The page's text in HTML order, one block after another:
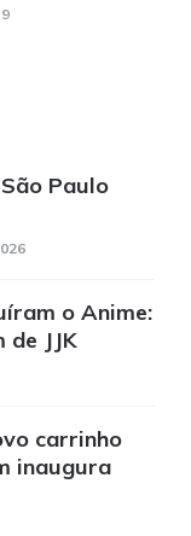
Paulo
o Anime:
de JJK
carrinho
inaugura